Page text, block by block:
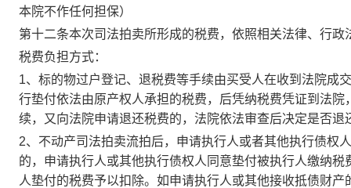
本院不作任何担保）
第十二条本次司法拍卖所形成的税费，依照相关法律、行政
税费负担方式：
1、 标的物过户登记、退税费等手续由买受人在收到法院成
行垫付依法由原产权人承担的税费，后凭纳税费凭证到法
续，又向法院申请退还税费的，法院依法审查后决定是否退
2、不动产司法拍卖流拍后，申请执行人或者其他执行债权
的，申请执行人或其他执行债权人同意垫付被执行人缴纳
人垫付的税费予以扣除。如申请执行人或其他接收抵债财